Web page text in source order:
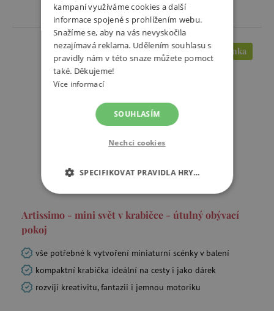
Novinka
Artissimo - mini svět v krabičce - útulný obývací
pokoj
vše potřebné k vytvoření miniaturní scénky v balení
kompaktní krabička ideální na cesty i jako dárek
rozvíjí kreativitu, fantazii i jemnou motoriku
kampaní využíváme cookies a další
informace spojené s prohlížením webu.
Snažíme se, aby na vás nevyskočila
nezajímavá reklama. Udělením souhlasu s
pravidly nám v této snaze můžete pomoct
také. Děkujeme!
Více informací
SOUHLASÍM
Nechci cookies
SPECIFIKOVAT PRAVIDLA HRY…
MARKETINGOVÉ COOKIES
FUNKČNÍ SOUBORY